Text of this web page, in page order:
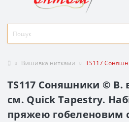
Вишивка нитками TS117
TS117 Соняшники © В.
см. Quick Tapestry.
пряжею гобеленовим